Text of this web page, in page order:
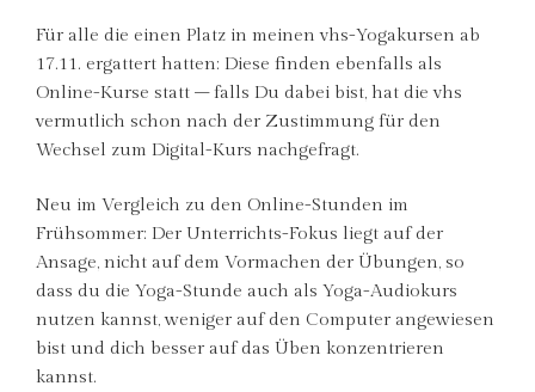
Für alle die einen Platz in meinen vhs-Yogakursen ab
17.11. ergattert hatten: Diese finden ebenfalls als
Online-Kurse statt – falls Du dabei bist, hat die vhs
vermutlich schon nach der Zustimmung für den
Wechsel zum Digital-Kurs nachgefragt.
Neu im Vergleich zu den Online-Stunden im
Frühsommer: Der Unterrichts-Fokus liegt auf der
Ansage, nicht auf dem Vormachen der Übungen, so
dass du die Yoga-Stunde auch als Yoga-Audiokurs
nutzen kannst, weniger auf den Computer angewiesen
bist und dich besser auf das Üben konzentrieren
kannst.